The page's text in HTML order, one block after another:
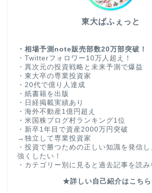
東大ぱふぇっと
・相場予測note販売部数20万部突破！
・Twitterフォロワー10万人超え！
・異次元の投資戦略と未来予測で爆益
・東大卒の専業投資家
・20代で億り人達成
・紙書籍を出版
・日経掲載実績あり
・海外不動産1億円超え
・米国株ブログ村ランキング1位
・新卒1年目で資産2000万円突破
→独立して専業投資家
・投資で勝つための正しい知識を発信
強くしたい！
・カテゴリー別に見ると過去記事を読み
★詳しい自己紹介はこち